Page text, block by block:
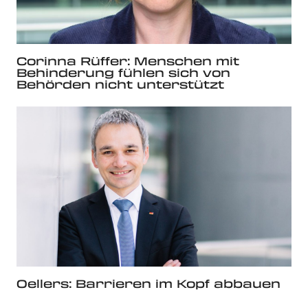
Corinna Rüffer: Menschen mit
Behinderung fühlen sich von
Behörden nicht unterstützt
Oellers: Barrieren im Kopf abbauen